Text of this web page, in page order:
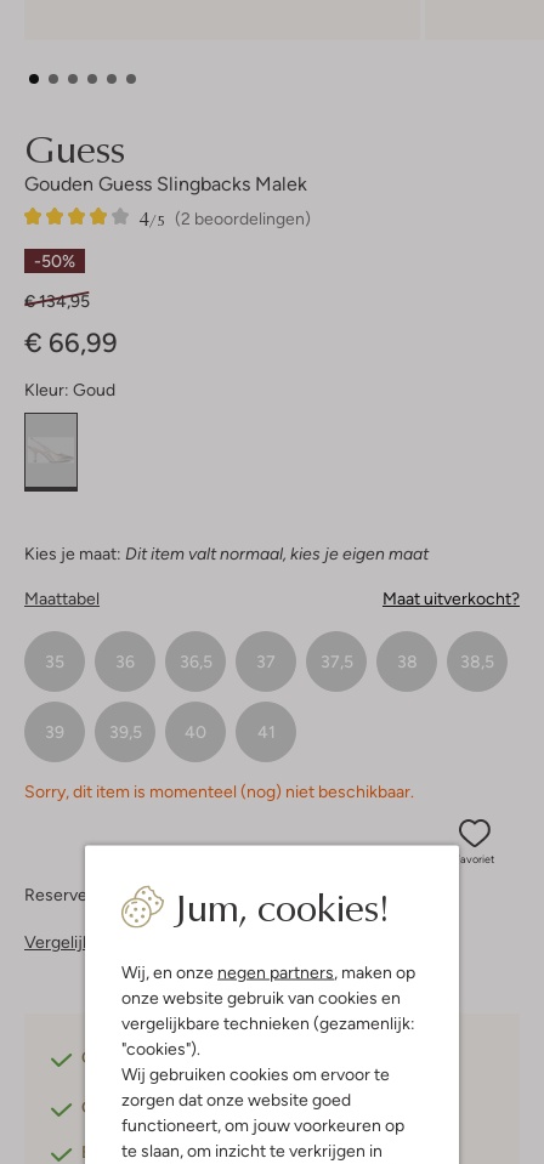
Jum, cookies!
Wij, en onze negen partners, maken op
onze website gebruik van cookies en
vergelijkbare technieken (gezamenlijk:
"cookies").
Wij gebruiken cookies om ervoor te
zorgen dat onze website goed
functioneert, om jouw voorkeuren op
te slaan, om inzicht te verkrijgen in
Guess
Gouden Guess Slingbacks Malek
(2 beoordelingen)
4/5
2
4
Sterren
-50%
€ 134,95
€ 66,99
Kleur: Goud
Kies je maat: Dit item valt normaal, kies je eigen maat
Maattabel Maat uitverkocht?
35 36 36,5 37 37,5 38 38,5
39 39,5 40 41
Sorry, dit item is momenteel (nog) niet beschikbaar.
Favoriet
Reserveer direct in een van onze 37 boutiques
Vergelijkbare items
Gratis verzending
Gratis retournerenbinnen 30 dagen*
Betaal achterafmet Klarna